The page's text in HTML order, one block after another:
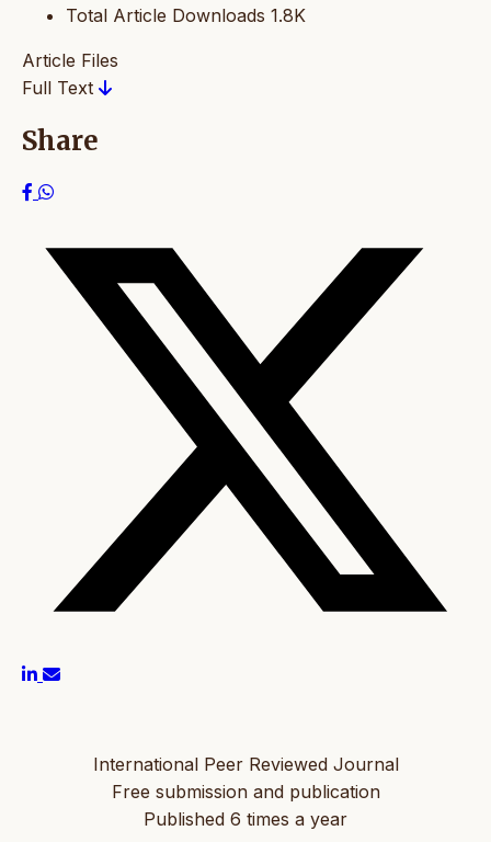
Total Article Downloads 1.8K
Article Files
Full Text
Share
International Peer Reviewed Journal
Free submission and publication
Published 6 times a year